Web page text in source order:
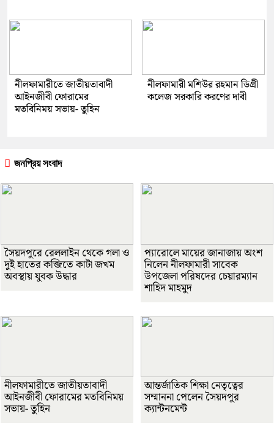
নীলফামারীতে জাতীয়তাবাদী
আইনজীবী ফোরামের
মতবিনিময় সভায়- তুহিন
নীলফামারী মশিউর রহমান ডিগ্রী
কলেজ সরকারি করণের দাবী
জনপ্রিয় সংবাদ
সৈয়দপুরে রেললাইন থেকে গলা ও
দুই হাতের কব্জিতে কাটা জখম
অবস্থায় যুবক উদ্ধার
প্যারোলে মায়ের জানাজায় অংশ
নিলেন নীলফামারী সাবেক
উপজেলা পরিষদের চেয়ারম্যান
শাহিদ মাহমুদ
নীলফামারীতে জাতীয়তাবাদী
আইনজীবী ফোরামের মতবিনিময়
সভায়- তুহিন
আন্তর্জাতিক শিক্ষা নেতৃত্বের
সম্মাননা পেলেন সৈয়দপুর
ক্যান্টনমেন্ট